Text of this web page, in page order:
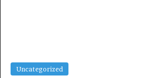
Uncategorized